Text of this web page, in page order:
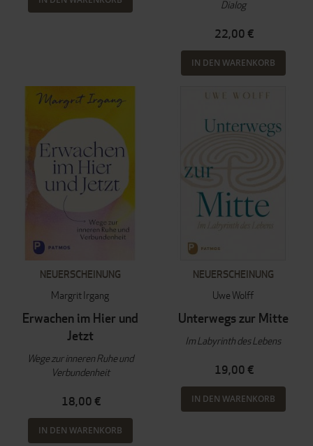
Dialog
22,00 €
IN DEN WARENKORB
NEUERSCHEINUNG
Margrit Irgang
Erwachen im Hier und
Jetzt
Wege zur inneren Ruhe und
Verbundenheit
18,00 €
IN DEN WARENKORB
NEUERSCHEINUNG
Uwe Wolff
Unterwegs zur Mitte
Im Labyrinth des Lebens
19,00 €
IN DEN WARENKORB